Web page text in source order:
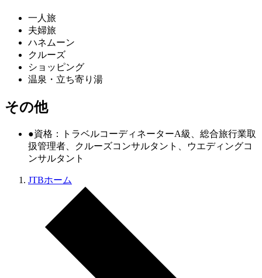
一人旅
夫婦旅
ハネムーン
クルーズ
ショッピング
温泉・立ち寄り湯
その他
●資格：トラベルコーディネーターA級、総合旅行業取
扱管理者、クルーズコンサルタント、ウエディングコ
ンサルタント
JTBホーム